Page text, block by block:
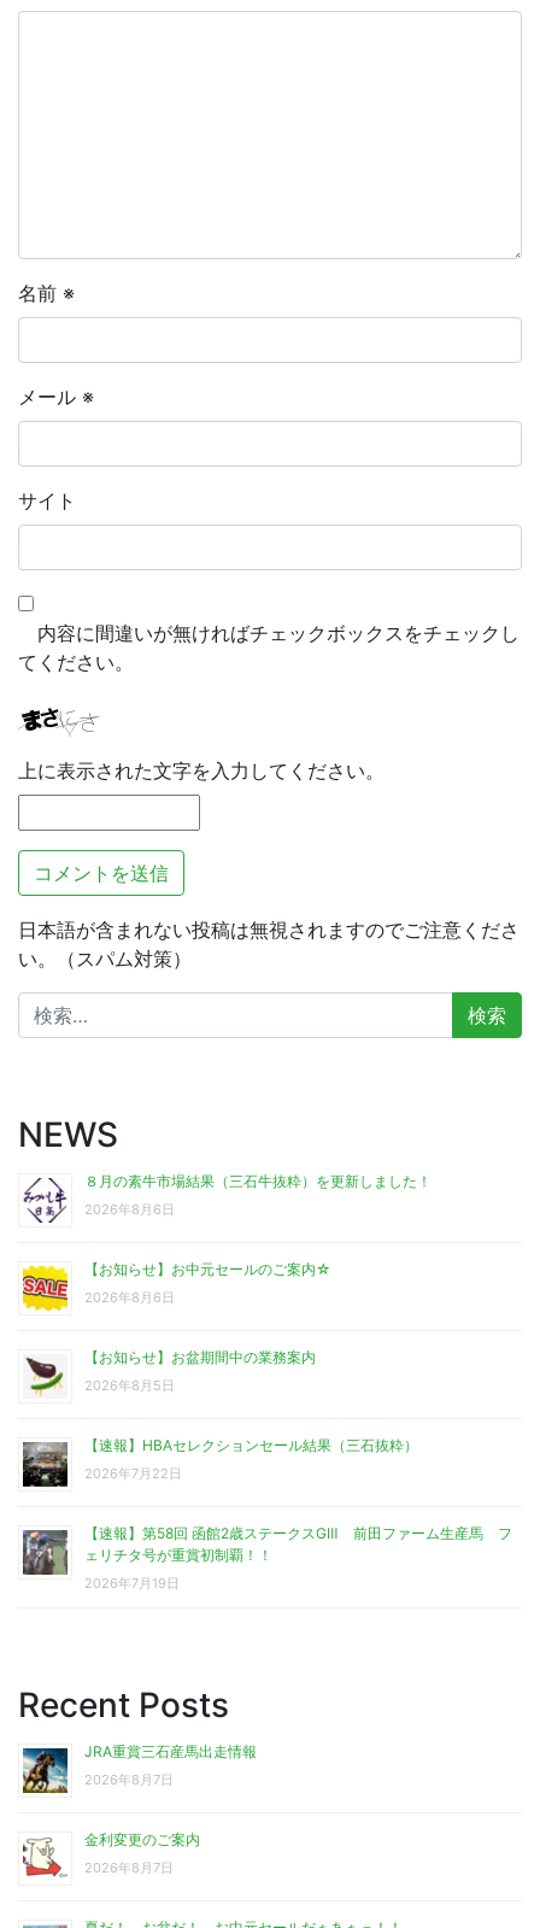
名前 ※
メール ※
サイト
内容に間違いが無ければチェックボックスをチェックし
てください。
上に表示された文字を入力してください。
日本語が含まれない投稿は無視されますのでご注意くださ
い。（スパム対策）
検
索:
NEWS
８月の素牛市場結果（三石牛抜粋）を更新しました！
2026年8月6日
【お知らせ】お中元セールのご案内☆
2026年8月6日
【お知らせ】お盆期間中の業務案内
2026年8月5日
【速報】HBAセレクションセール結果（三石抜粋）
2026年7月22日
【速報】第58回 函館2歳ステークスGⅢ 前田ファーム生産馬 フ
ェリチタ号が重賞初制覇！！
2026年7月19日
Recent Posts
JRA重賞三石産馬出走情報
2026年8月7日
金利変更のご案内
2026年8月7日